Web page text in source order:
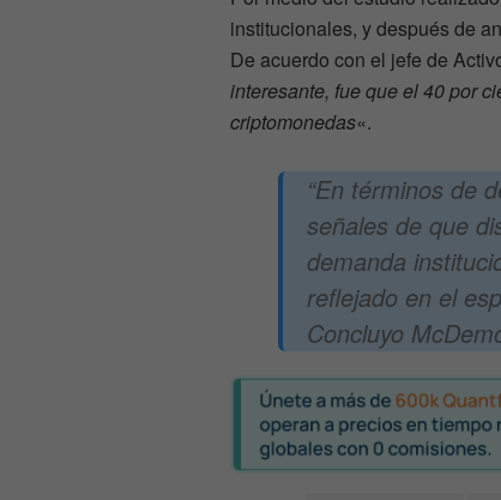
institucionales, y después de
De acuerdo con el jefe de
interesante, fue que el 40 por
criptomonedas«.
“En términos de
señales de que
demanda
reflejado en el
Concluyo